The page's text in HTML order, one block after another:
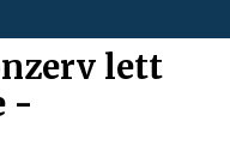
lett
-